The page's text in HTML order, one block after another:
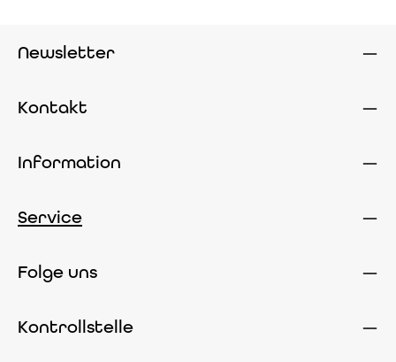
Newsletter
Kontakt
Information
Service
Folge uns
Kontrollstelle